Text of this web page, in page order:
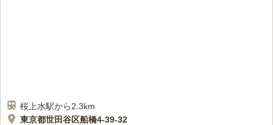
桜上水駅から2.3km
東京都世田谷区船橋4-39-32